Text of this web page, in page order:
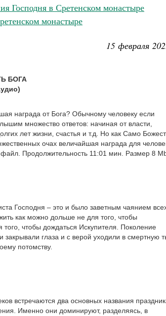
Господня в Сретенском монастыре
монастыре
15 февраля
БОГА
награда от Бога? Обычному человеку если
множество ответов: начиная от власти,
лет жизни, счастья и т.д. Но как Само
очах величайшая награда для
Продолжительность 11:01 мин. Размер 8
Господня – это и было заветным чаянием
как можно дольше не для того, чтобы
чтобы дождаться Искупителя. Поколение
глаза и с верой уходили в смертную
потомству.
встречаются два основных названия
Именно они доминируют, разделяясь, в